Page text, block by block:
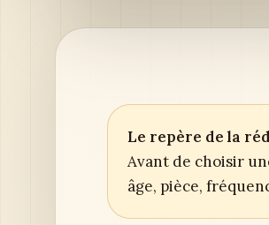
Le repère de la
Avant de choisir
âge, pièce,